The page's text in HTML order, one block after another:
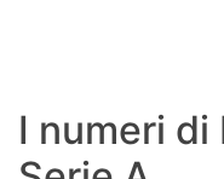
I numeri di